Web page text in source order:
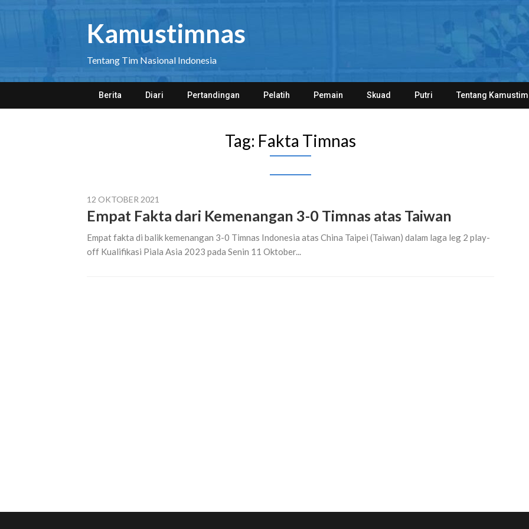
Kamustimnas
Tentang Tim Nasional Indonesia
Berita Diari Pertandingan Pelatih Pemain Skuad Putri Tentang
Tag: Fakta Timnas
12 OKTOBER 2021
Empat Fakta dari Kemenangan 3-0 Timnas atas Taiwan
Empat fakta di balik kemenangan 3-0 Timnas Indonesia atas China Taipei (Taiwan) dalam laga leg 2 play-
off Kualifikasi Piala Asia 2023 pada Senin 11 Oktober...